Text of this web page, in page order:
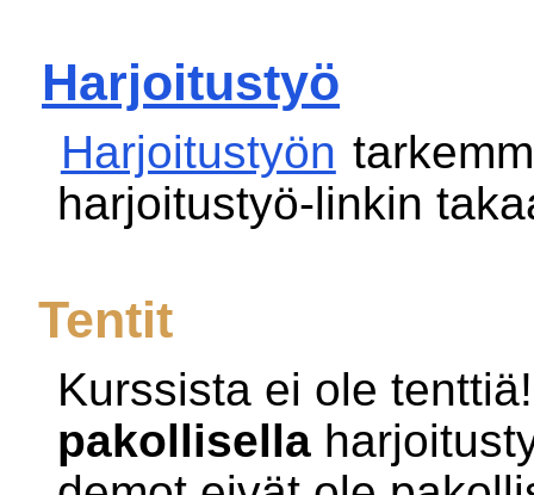
Harjoitustyö
Harjoitustyön
harjoitustyö-linkin
Tentit
Kurssista ei ole
pakollisella